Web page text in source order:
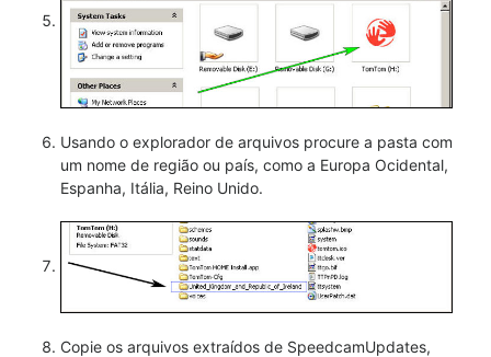
Usando o explorador de arquivos procure a pasta com
um nome de região ou país, como a Europa Ocidental,
Espanha, Itália, Reino Unido.
Copie os arquivos extraídos de SpeedcamUpdates,